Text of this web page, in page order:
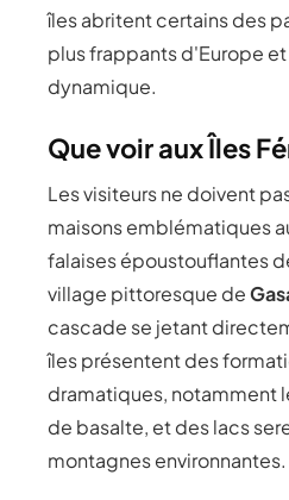
îles abritent certains des
plus frappants d'Europe
dynamique.
Que voir aux Îles
Les visiteurs ne doivent
maisons emblématiques
falaises époustouflantes
village pittoresque de
cascade se jetant
îles présentent des
dramatiques, notamment
de basalte, et des lacs
montagnes environnantes.